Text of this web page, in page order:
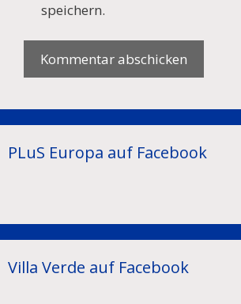
speichern.
PLuS Europa auf Facebook
Villa Verde auf Facebook